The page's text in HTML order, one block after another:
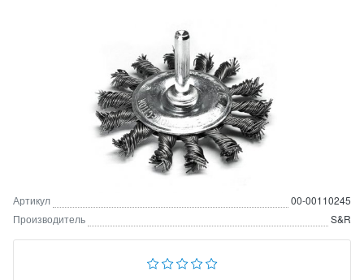
Артикул
00-00110245
Производитель
S&R